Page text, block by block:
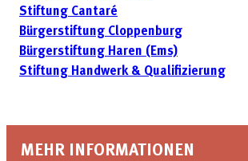
Stiftung Cantaré
Bürgerstiftung Cloppenburg
Bürgerstiftung Haren (Ems)
Stiftung Handwerk & Qualifizierung
MEHR INFORMATIONEN